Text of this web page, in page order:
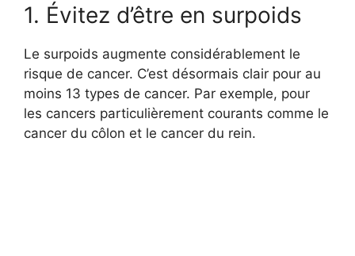
1. Évitez d’être en surpoids
Le surpoids augmente considérablement le
risque de cancer. C’est désormais clair pour au
moins 13 types de cancer. Par exemple, pour
les cancers particulièrement courants comme le
cancer du côlon et le cancer du rein.